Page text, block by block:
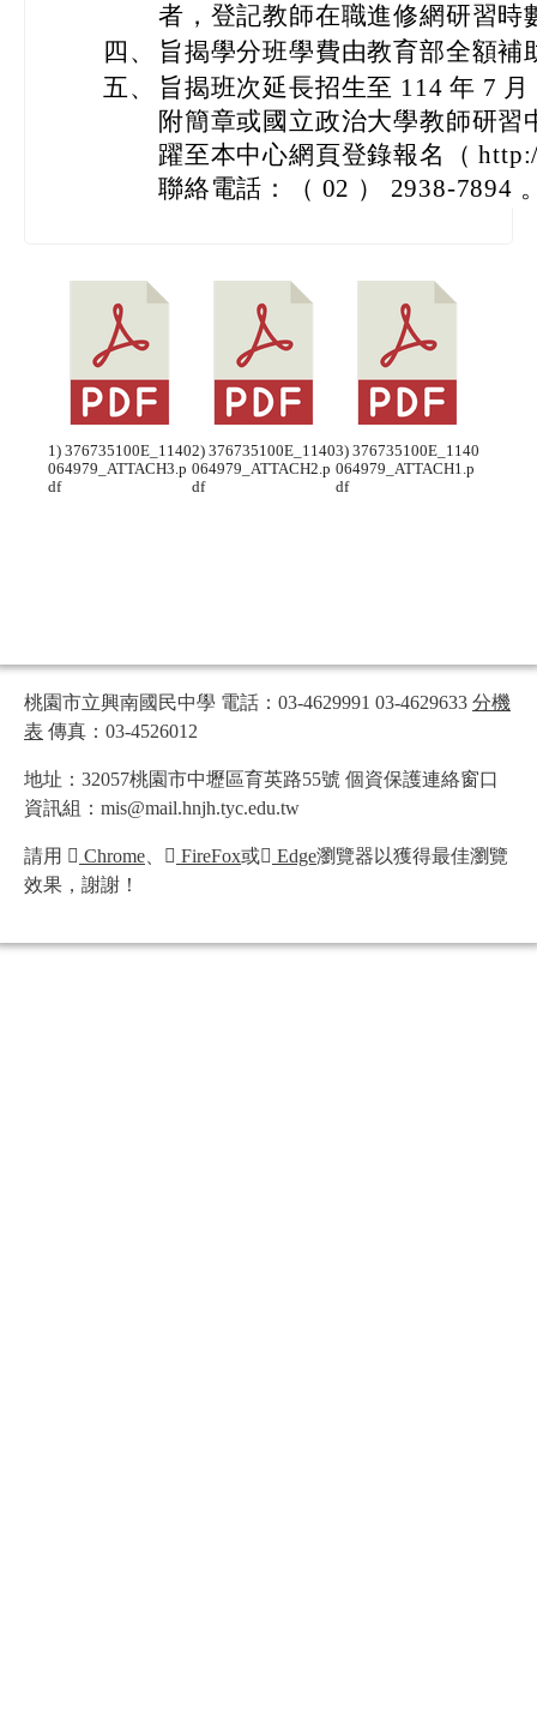
者，登記教師在職進修網研習時
四、
旨揭學分班學費由教育部全額補
五、
旨揭班次延長招生至 114 年 7
附簡章或國立政治大學教師研
躍至本中心網頁登錄報名（
聯絡電話：（ 02 ） 2938-7894
1) 376735100E_1140
064979_ATTACH3.p
df
2) 376735100E_1140
064979_ATTACH2.p
df
3) 376735100E_1140
064979_ATTACH1.p
df
桃園市立興南國民中學 電話：03-4629991 03-4629633 分機
表 傳真：03-4526012
地址：32057桃園市中壢區育英路55號 個資保護連絡窗口
資訊組：mis@mail.hnjh.tyc.edu.tw
請用 Chrome FireFox或 Edge瀏覽器以獲得最佳瀏覽
效果，謝謝！